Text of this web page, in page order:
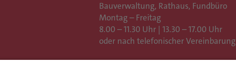
Bauverwaltung, Rathaus, Fundbüro
Montag – Freitag
8.00 – 11.30 Uhr | 13.30 – 17.00 Uhr
oder nach telefonischer Vereinbarung